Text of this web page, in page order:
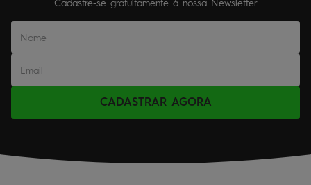
Cadastre-se gratuitamente à nossa Newsletter
CADASTRAR AGORA